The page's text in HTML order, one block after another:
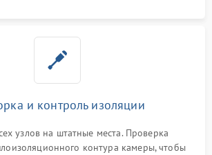
и контроль изоляции
узлов на штатные места. Проверка
контура камеры, чтобы